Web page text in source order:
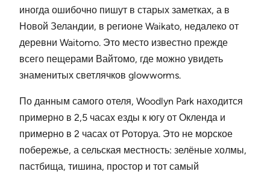
иногда ошибочно пишут в старых заметках, а в
Новой Зеландии, в регионе Waikato, недалеко от
деревни Waitomo. Это место известно прежде
всего пещерами Вайтомо, где можно увидеть
знаменитых светлячков glowworms.
По данным самого отеля, Woodlyn Park находится
примерно в 2,5 часах езды к югу от Окленда и
примерно в 2 часах от Роторуа. Это не морское
побережье, а сельская местность: зелёные холмы,
пастбища, тишина, простор и тот самый